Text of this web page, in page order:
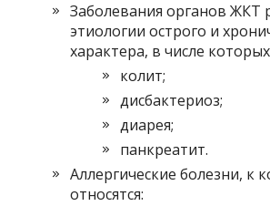
Заболевания органов ЖКТ
этиологии острого и
характера, в числе
колит;
дисбактериоз;
диарея;
панкреатит.
Аллергические болезни, к
относятся: